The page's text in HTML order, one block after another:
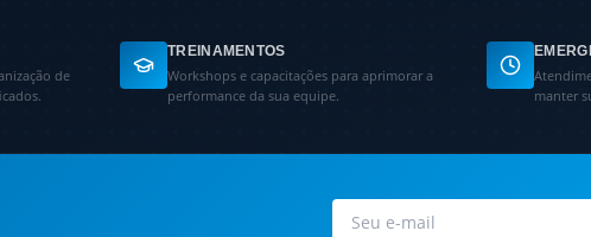
de
TREINAMENTOS
Workshops e capacitações para aprimorar a
performance da sua equipe.
manter